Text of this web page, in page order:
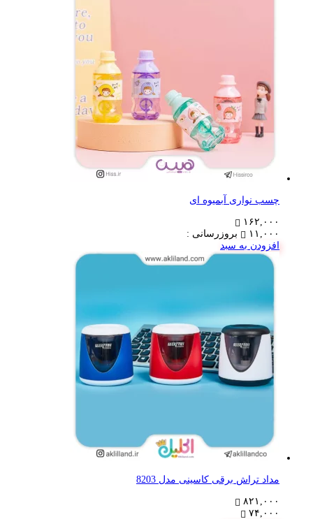
چسب نواری آبمیوه ای
۱۶۲,۰۰۰
۱۱,۰۰۰
بروزرسانی :
افزودن به سبد
مداد تراش برقی کاسینی مدل 8203
۸۲۱,۰۰۰
۷۴,۰۰۰